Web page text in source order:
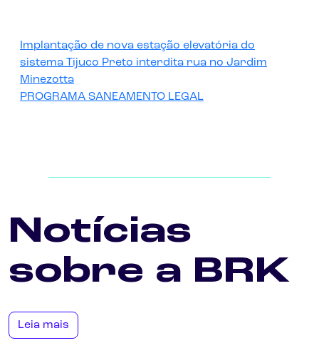
Implantação de nova estação elevatória do
sistema Tijuco Preto interdita rua no Jardim
Minezotta
PROGRAMA SANEAMENTO LEGAL
Notícias
sobre a BRK
Leia mais